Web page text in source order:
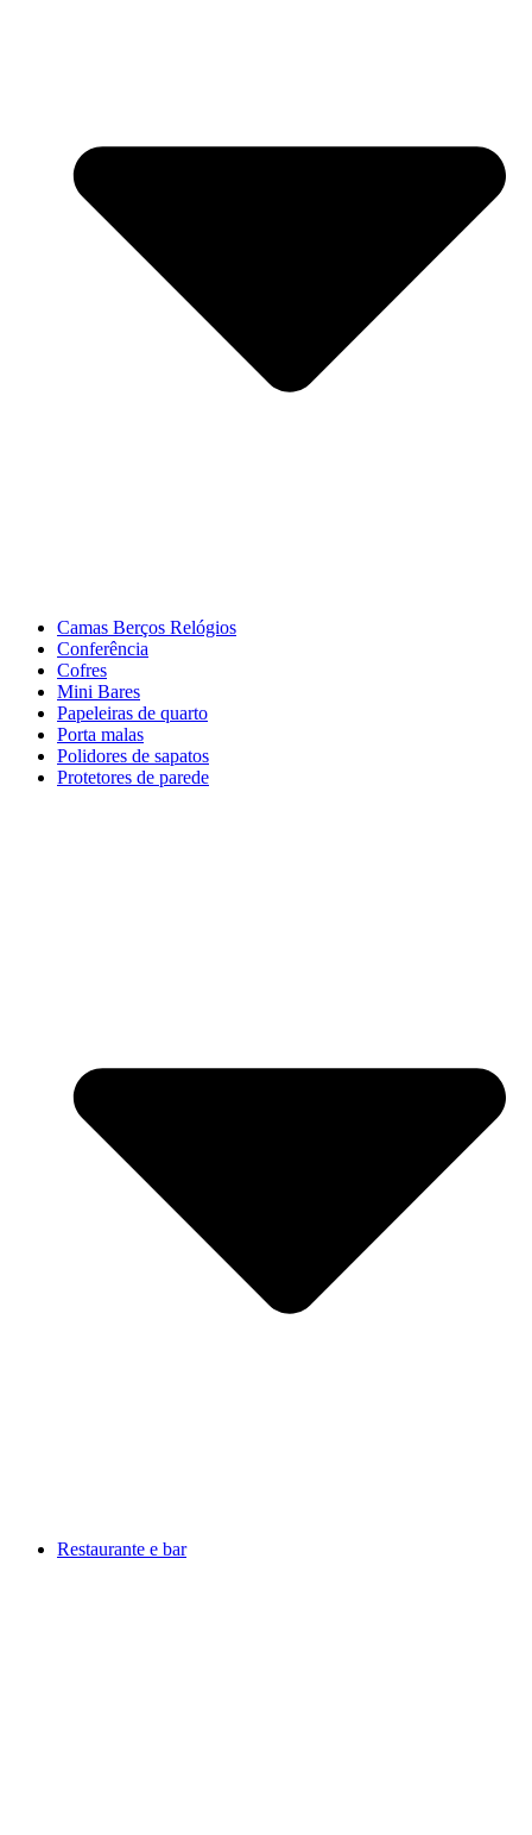
Camas Berços Relógios
Conferência
Cofres
Mini Bares
Papeleiras de quarto
Porta malas
Polidores de sapatos
Protetores de parede
Restaurante e bar